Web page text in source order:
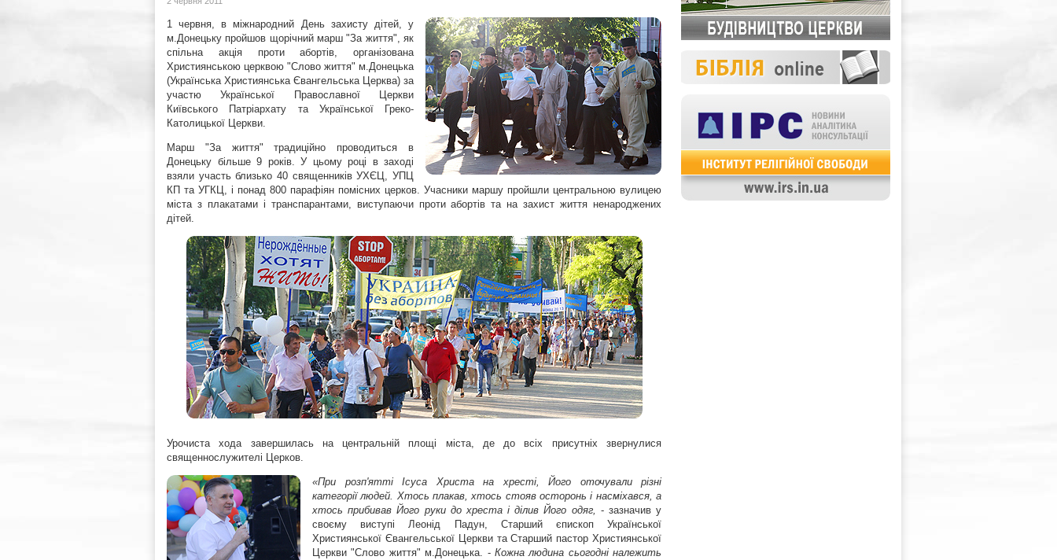
1 червня, в міжнародний День захисту дітей, у
м.Донецьку пройшов щорічний марш "За життя", як
спільна акція проти абортів, організована
Християнською церквою "Слово життя" м.Донецька
(Українська Християнська Євангельська Церква) за
участю Української Православної Церкви
Київського Патріархату та Української Греко-
Католицької Церкви.
Марш "За життя" традиційно проводиться в
Донецьку більше 9 років. У цьому році в заході
взяли участь близько 40 священників УХЄЦ, УПЦ
КП та УГКЦ, і понад 800 парафіян помісних церков. Учасники маршу пройшли центральною вулицею
міста з плакатами і транспарантами, виступаючи проти абортів та на захист життя ненароджених
дітей.
Урочиста хода завершилась на центральній площі міста, де до всіх присутніх звернулися
священнослужителі Церков.
«При розп'ятті Ісуса Христа на хресті, Його оточували різні
категорії людей. Хтось плакав, хтось стояв осторонь і насміхався, а
хтось прибивав Його руки до хреста і ділив Його одяг, - зазначив у
своєму виступі Леонід Падун, Старший єпископ Української
Християнської Євангельської Церкви та Старший пастор Християнської
Церкви "Слово життя" м.Донецька. - Кожна людина сьогодні належить